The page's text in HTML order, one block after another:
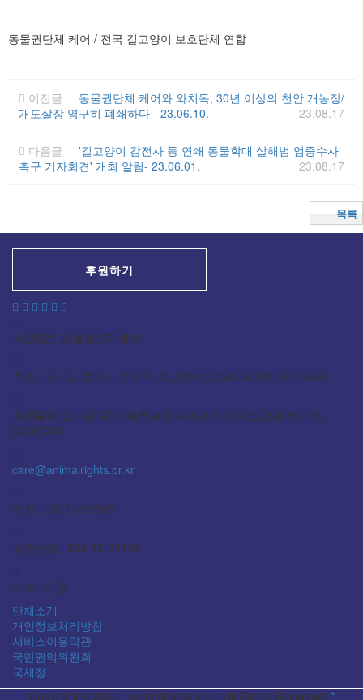
동물권단체 케어 / 전국 길고양이 보호단체 연합
이전글
동물권단체 케어와 와치독, 30년 이상의 천안 개농장/
개도살장 영구히 폐쇄하다 - 23.06.10.
23.08.17
다음글
'길고양이 감전사 등 연쇄 동물학대 살해범 엄중수사
촉구 기자회견' 개최 알림- 23.06.01.
23.08.17
목록
후원하기
사단법인 동물권단체케어
주소: 경기도 용인시 수지구 광교중앙로 298, 903호 (우)16943
후원물품 보내실 곳: 서울특별시 영등포구 양평로22길 31, 1층
(우)07203
care@animalrights.or.kr
전화: 02) 313-8886
고유번호: 234-82-00138
대표 : 이찬
단체소개
개인정보처리방침
서비스이용약관
국민권익위원회
국세청
Copyright © 2022 - animalrights.or.kr. All Rights Reserved. *